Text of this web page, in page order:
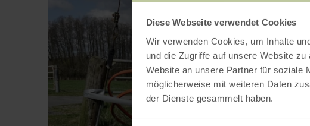
Diese Webseite verwendet Cookies
Wir verwenden Cookies, um Inhalte
und die Zugriffe auf unsere Website
Website an unsere Partner für soziale
möglicherweise mit weiteren Daten
der Dienste gesammelt haben.